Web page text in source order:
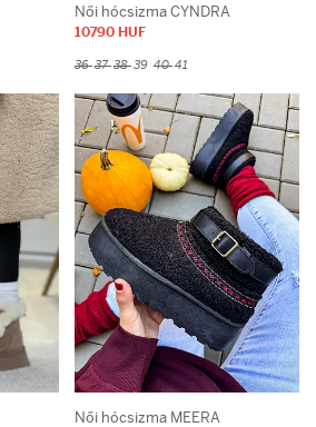
Női hócsizma CYNDRA
10790 HUF
36373839 4041
Női hócsizma MEERA